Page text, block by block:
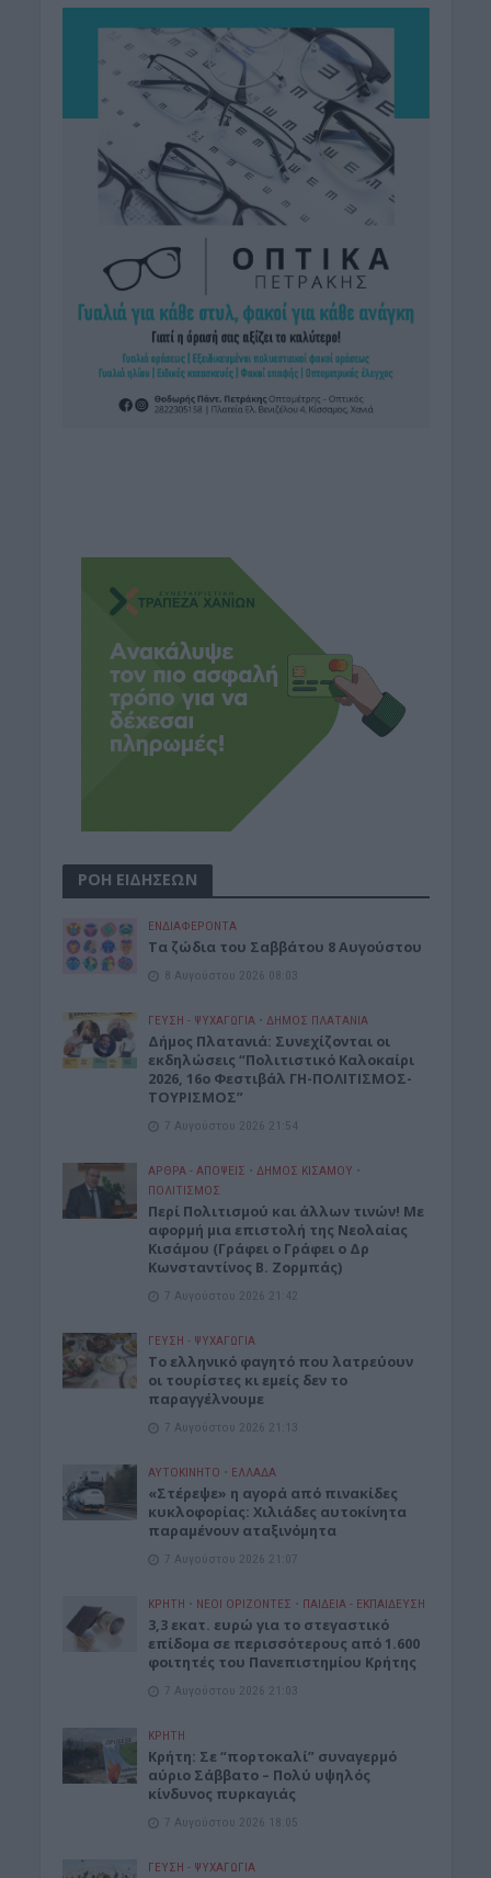
ΡΟΗ ΕΙΔΗΣΕΩΝ
ΕΝΔΙΑΦΕΡΟΝΤΑ
Tα ζώδια του Σαββάτου 8 Αυγούστου
8 Αυγούστου 2026 08:03
ΓΕΎΣΗ - ΨΥΧΑΓΩΓΊΑ • ΔΉΜΟΣ ΠΛΑΤΑΝΙΆ
Δήμος Πλατανιά: Συνεχίζονται οι
εκδηλώσεις “Πολιτιστικό Καλοκαίρι
2026, 16ο Φεστιβάλ ΓΗ-ΠΟΛΙΤΙΣΜΟΣ-
ΤΟΥΡΙΣΜΟΣ”
7 Αυγούστου 2026 21:54
ΑΡΘΡΑ - ΑΠΟΨΕΙΣ • ΔΉΜΟΣ ΚΙΣΆΜΟΥ •
ΠΟΛΙΤΙΣΜΟΣ
Περί Πολιτισμού και άλλων τινών! Mε
αφορμή μια επιστολή της Νεολαίας
Κισάμου (Γράφει ο Γράφει ο Δρ
Κωνσταντίνος Β. Ζορμπάς)
7 Αυγούστου 2026 21:42
ΓΕΎΣΗ - ΨΥΧΑΓΩΓΊΑ
Το ελληνικό φαγητό που λατρεύουν
οι τουρίστες κι εμείς δεν το
παραγγέλνουμε
7 Αυγούστου 2026 21:13
ΑΥΤΟΚΙΝΗΤΟ • ΕΛΛΑΔΑ
«Στέρεψε» η αγορά από πινακίδες
κυκλοφορίας: Χιλιάδες αυτοκίνητα
παραμένουν αταξινόμητα
7 Αυγούστου 2026 21:07
ΚΡΗΤΗ • ΝΕΟΙ ΟΡΙΖΟΝΤΕΣ • ΠΑΙΔΕΙΑ - ΕΚΠΑΙΔΕΥΣΗ
3,3 εκατ. ευρώ για το στεγαστικό
επίδομα σε περισσότερους από 1.600
φοιτητές του Πανεπιστημίου Κρήτης
7 Αυγούστου 2026 21:03
ΚΡΗΤΗ
Κρήτη: Σε “πορτοκαλί” συναγερμό
αύριο Σάββατο – Πολύ υψηλός
κίνδυνος πυρκαγιάς
7 Αυγούστου 2026 18:05
ΓΕΎΣΗ - ΨΥΧΑΓΩΓΊΑ